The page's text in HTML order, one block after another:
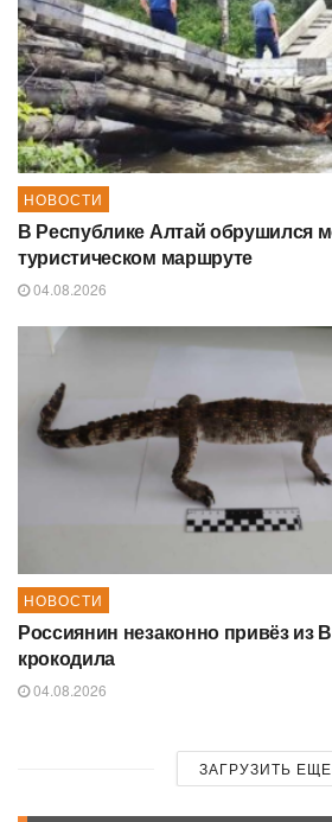
НОВОСТИ
В Республике Алтай обрушился
туристическом маршруте
04.08.2026
НОВОСТИ
Россиянин незаконно привёз из
крокодила
04.08.2026
ЗАГРУЗИТЬ ЕЩЕ